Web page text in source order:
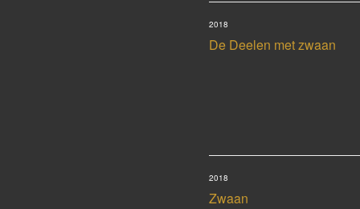
De Deelen met zwaan
2018
Zwaan
2018